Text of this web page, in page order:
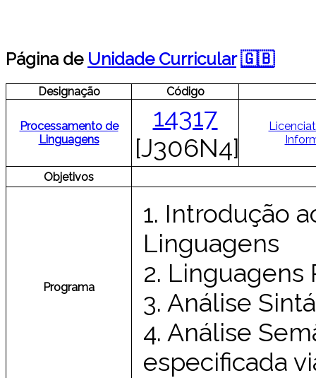
Página de Unidade Curricular 🇬🇧
Designação Código
Processamento de
Linguagens
14317
[J306N4]
Objetivos
Programa
1. Introdução
Linguagens
2. Linguagens
3. Análise
4. Análise
especificada